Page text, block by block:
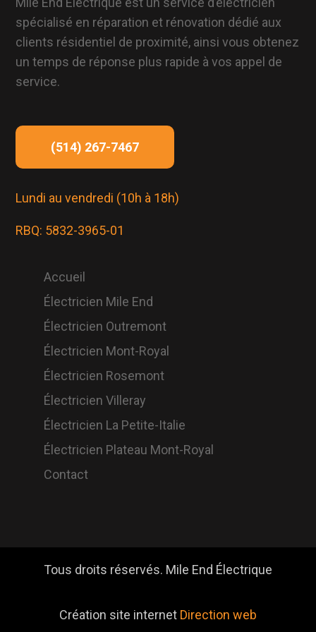
spécialisé en réparation et rénovation dédié aux
clients résidentiel de proximité, ainsi vous obtenez
un temps de réponse plus rapide à vos appel de
service.
(514) 267-7467
Lundi au vendredi (10h à 18h)
RBQ: 5832-3965-01
Accueil
Électricien Mile End
Électricien Outremont
Électricien Mont-Royal
Électricien Rosemont
Électricien Villeray
Électricien La Petite-Italie
Électricien Plateau Mont-Royal
Contact
Tous droits réservés. Mile End Électrique
Création site internet Direction web